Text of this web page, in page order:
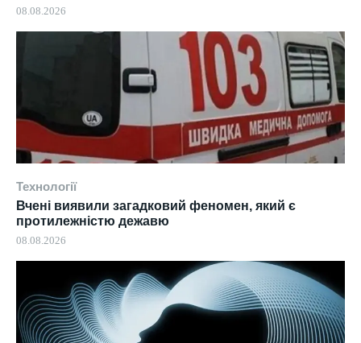
08.08.2026
Технології
Вчені виявили загадковий феномен, який є
протилежністю дежавю
08.08.2026